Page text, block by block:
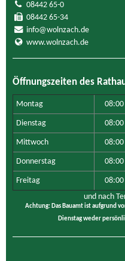
08442 65-0
08442 65-34
info@wolnzach.de
www.wolnzach.de
Öffnungszeiten des
Montag
Dienstag
Mittwoch
Donnerstag
Freitag
und nach
Achtung: Das Bauamt ist aufgrund
Dienstag weder